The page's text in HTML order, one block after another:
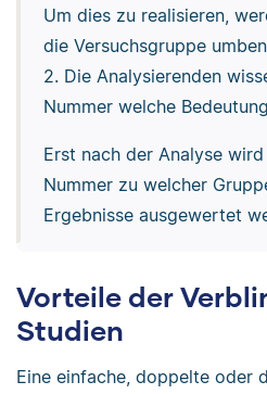
Um dies zu realisieren,
die Versuchsgruppe
2. Die Analysierenden
Nummer welche
Erst nach der Analyse
Nummer zu welcher
Ergebnisse ausgewertet
Vorteile der
Studien
Eine einfache, doppelte oder